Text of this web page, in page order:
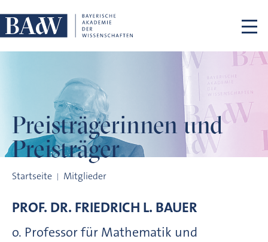
Preisträgerinnen und
Preisträger
Startseite Mitglieder
PROF. DR. FRIEDRICH L. BAUER
o. Professor für Mathematik und